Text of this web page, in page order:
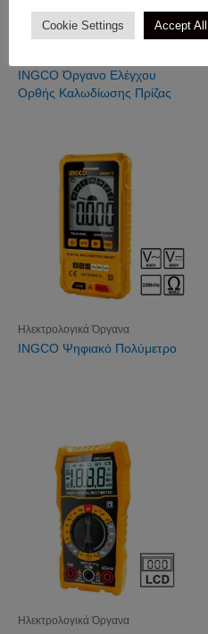
INGCO Όργανο Ελέγχου
Ορθής Καλωδίωσης Πρίζας
Ηλεκτρολογικά Όργανα
INGCO Ψηφιακό Πολύμετρο
Ηλεκτρολογικά Όργανα
Cookie Settings Accept All